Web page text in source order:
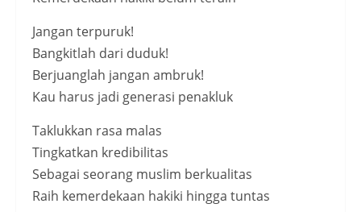
Jangan terpuruk!
Bangkitlah dari duduk!
Berjuanglah jangan ambruk!
Kau harus jadi generasi penakluk
Taklukkan rasa malas
Tingkatkan kredibilitas
Sebagai seorang muslim berkualitas
Raih kemerdekaan hakiki hingga tuntas